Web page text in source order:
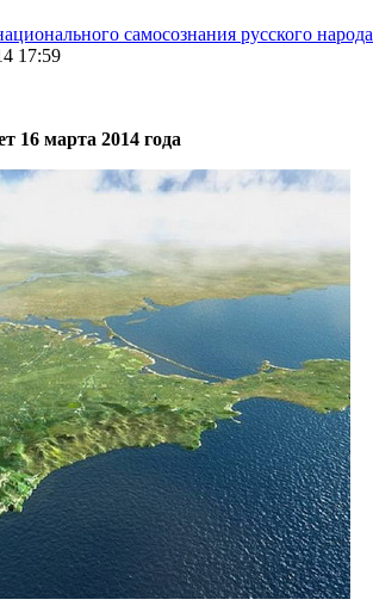
самосознания русского народа
17:59
16 марта 2014 года